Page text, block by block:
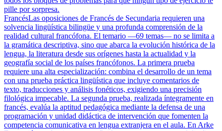
pille por sorpresa.
FrancésLas oposiciones de Francés de Secundaria requieren una
solvencia lingüística bilingüe y una profunda comprensión de la
realidad cultural francófona. El temario —69 temas— no se limita a
la gramática descriptiva, sino que abarca la evolución histórica de la
lengua, la literatura desde sus orígenes hasta la actualidad y la
geografía social de los países francófonos. La primera prueba
requiere una alta especialización: combina el desarrollo de un tema
con una prueba práctica lingüística que incluye comentarios de
texto, traducciones y análisis fonéticos, exigiendo una precisión
filológica impecable. La segunda prueba, realizada íntegramente en
francés, evalúa la aptitud pedagógica mediante la defensa de una
programación y unidad didáctica de intervención que fomenten la
competencia comunicativa en lengua extranjera en el aula. En Arke